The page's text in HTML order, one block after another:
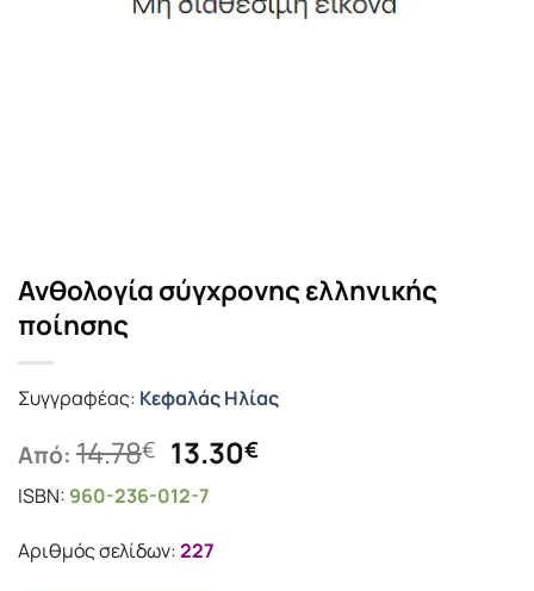
Ανθολογία σύγχρονης ελληνικής
ποίησης
Συγγραφέας: Κεφαλάς Ηλίας
Από: 14.78€ Original
price
was:
14.78€.
13.30€Η
ISBN: 960-236-012-7
Αριθμός σελίδων:227